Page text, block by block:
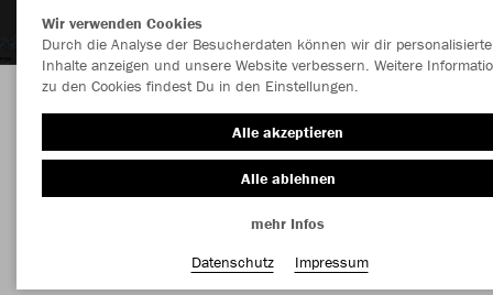
Herzlich Willkommen im Teamshop SG
Vöhringen Illerzell Aktive + AH
Wir verwenden Cookies
Durch die Analyse der Besucherdaten können wir dir personalisierte
Inhalte anzeigen und unsere Website verbessern. Weitere
zu den Cookies findest Du in den Einstellungen.
Alle akzeptieren
Alle ablehnen
mehr Infos
Datenschutz
Impressum